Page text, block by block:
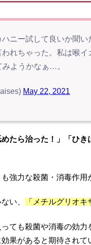
ニー試して良いか聞
れちゃった。私は喉
ようかなぁ…。
May 22, 2021
たら治った！」「ひ
強力な殺菌・消毒作用
い、 「メチルグリオ
ても殺菌や消毒の効
果があると期待されて